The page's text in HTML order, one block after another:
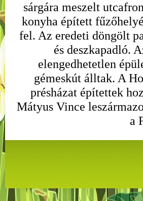
sárgára meszelt
konyha épített
fel. Az eredeti döngölt
és deszkapadló.
elengedhetetlen
gémeskút álltak. A
présházat építettek
Mátyus Vince
a